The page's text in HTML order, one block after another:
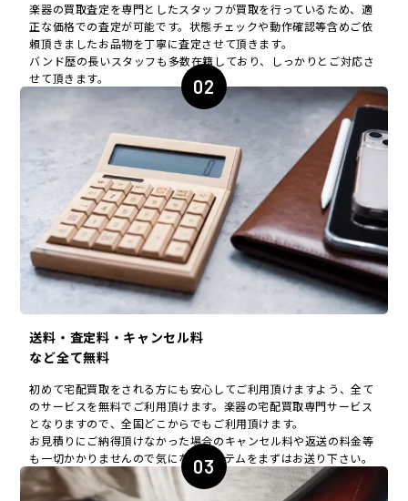
楽器の買取査定を専門としたスタッフが買取を行っているため、適
正な価格での査定が可能です。状態チェックや動作確認等含めご依
頼頂きましたお品物を丁寧に査定させて頂きます。
バンド歴の長いスタッフも多数在籍しており、しっかりとご対応さ
せて頂きます。
02
送料・査定料・キャンセル料
など全て無料
初めて宅配買取をされる方にも安心してご利用頂けますよう、全て
のサービスを無料でご利用頂けます。楽器の宅配買取専門サービス
となりますので、全国どこからでもご利用頂けます。
お見積りにご納得頂けなかった場合のキャンセル料や返送の料金等
も一切かかりませんので気になるアイテムをまずはお送り下さい。
03